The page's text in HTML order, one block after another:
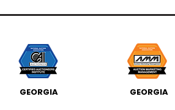
GEORGIA GEORGIA